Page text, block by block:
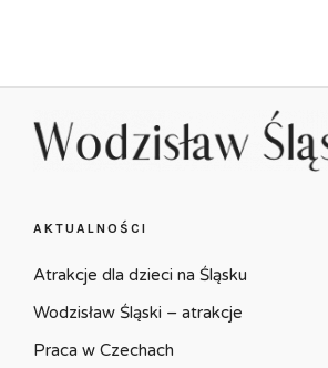
AKTUALNOŚCI
Atrakcje dla dzieci na Śląsku
Wodzisław Śląski – atrakcje
Praca w Czechach